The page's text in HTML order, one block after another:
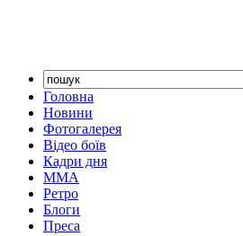
Головна
Новини
Фотогалерея
Відео боїв
Кадри дня
ММА
Ретро
Блоги
Преса